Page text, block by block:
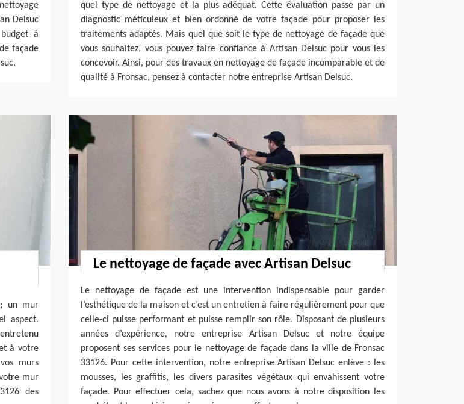
Delsuc
à
façade
quel type de nettoyage et la plus adéquat. Cette évaluation passe par un
diagnostic méticuleux et bien ordonné de votre façade pour proposer les
traitements adaptés. Mais quel que soit le type de nettoyage de façade que
vous souhaitez, vous pouvez faire confiance à Artisan Delsuc pour vous les
concevoir. Ainsi, pour des travaux en nettoyage de façade incomparable et de
qualité à Fronsac, pensez à contacter notre entreprise Artisan Delsuc.
un mur
aspect.
à votre
murs
mur
des
Le nettoyage de façade avec Artisan Delsuc
Le nettoyage de façade est une intervention indispensable pour garder
l’esthétique de la maison et c’est un entretien à faire régulièrement pour que
celle-ci puisse performant et puisse remplir son rôle. Disposant de plusieurs
années d’expérience, notre entreprise Artisan Delsuc et notre équipe
proposent ses services pour le nettoyage de façade dans la ville de Fronsac
33126. Pour cette intervention, notre entreprise Artisan Delsuc enlève : les
mousses, les graffitis, les divers parasites végétaux qui envahissent votre
façade. Pour effectuer cela, sachez que nous avons à notre disposition les